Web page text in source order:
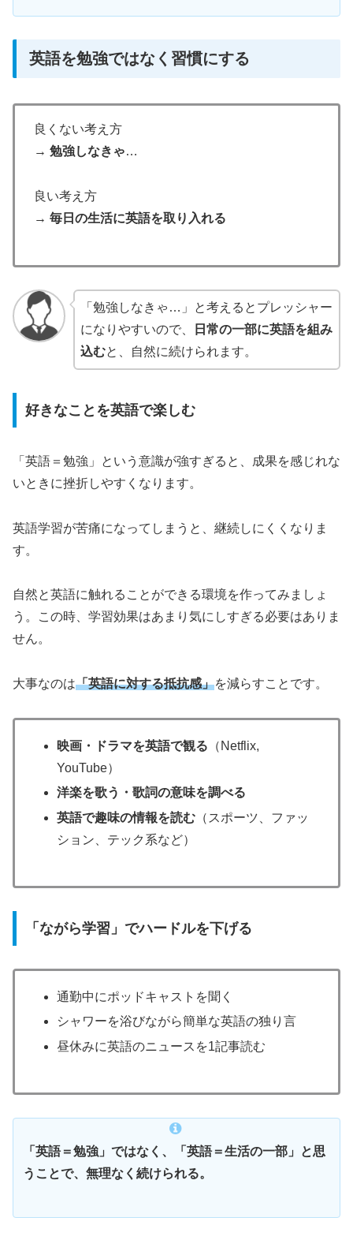
英語を勉強ではなく習慣にする
良くない考え方
→ 勉強しなきゃ…
良い考え方
→ 毎日の生活に英語を取り入れる
「勉強しなきゃ…」と考えるとプレッシャー
になりやすいので、
日常の一部に英語を組み
込むと、自然に続けられます。
好きなことを英語で楽しむ
「英語＝勉強」という意識が強すぎると、成果を感じれな
いときに挫折しやすくなります。
英語学習が苦痛になってしまうと、継続しにくくなりま
す。
自然と英語に触れることができる環境を作ってみましょ
う。この時、学習効果はあまり気にしすぎる必要はありま
せん。
大事なのは「英語に対する抵抗感」を減らすことです。
映画・ドラマを英語で観る （Netflix,
YouTube）
洋楽を歌う・歌詞の意味を調べる
英語で趣味の情報を読む （スポーツ、ファッ
ション、テック系など）
「ながら学習」でハードルを下げる
通勤中にポッドキャストを聞く
シャワーを浴びながら簡単な英語の独り言
昼休みに英語のニュースを1記事読む
「英語＝勉強」ではなく、「英語＝生活の一部」と思
うことで、無理なく続けられる。